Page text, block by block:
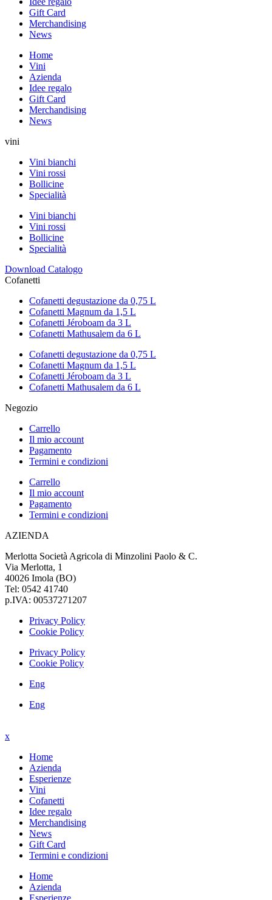
Gift Card
Merchandising
News
Home
Vini
Azienda
Idee regalo
Gift Card
Merchandising
News
vini
Vini bianchi
Vini rossi
Bollicine
Specialità
Vini bianchi
Vini rossi
Bollicine
Specialità
Download Catalogo
Cofanetti
Cofanetti degustazione da 0,75 L
Cofanetti Magnum da 1,5 L
Cofanetti Jéroboam da 3 L
Cofanetti Mathusalem da 6 L
Cofanetti degustazione da 0,75 L
Cofanetti Magnum da 1,5 L
Cofanetti Jéroboam da 3 L
Cofanetti Mathusalem da 6 L
Negozio
Carrello
Il mio account
Pagamento
Termini e condizioni
Carrello
Il mio account
Pagamento
Termini e condizioni
AZIENDA
Merlotta Società Agricola di Minzolini Paolo & C.
Via Merlotta, 1
40026 Imola (BO)
Tel: 0542 41740
p.IVA: 00537271207
Privacy Policy
Cookie Policy
Privacy Policy
Cookie Policy
Eng
Eng
x
Home
Azienda
Esperienze
Vini
Cofanetti
Idee regalo
Merchandising
News
Gift Card
Termini e condizioni
Home
Azienda